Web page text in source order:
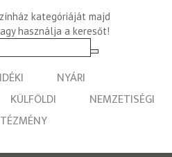
kategóriáját majd
használja a keresőt!
NYÁRI
KÜLFÖLDI
NEMZETISÉGI